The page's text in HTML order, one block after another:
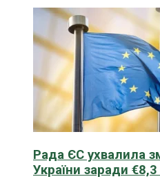
Рада ЄС ухвалила
України заради